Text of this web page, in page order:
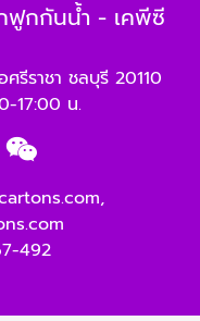
ฟูกกันน้ำ - เคพีซี
รีราชา ชลบุรี 20110
17:00 น.
,
492